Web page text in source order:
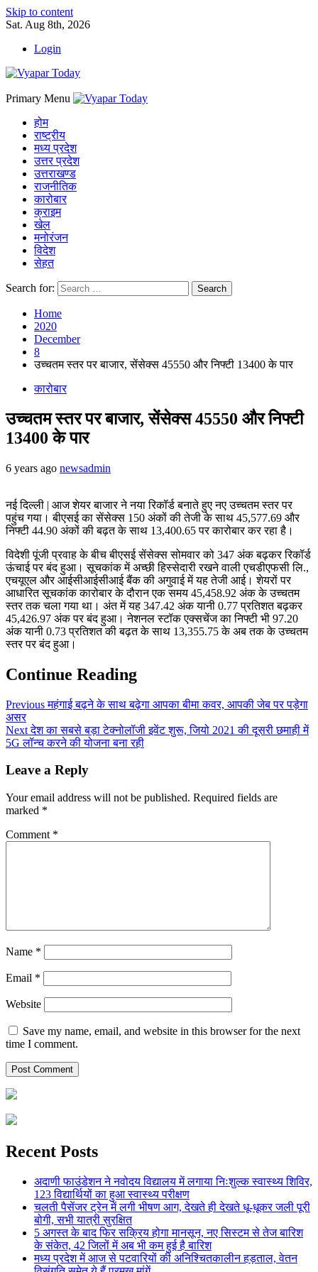
Skip to content
Sat. Aug 8th, 2026
Login
Primary Menu
होम
राष्ट्रीय
मध्य प्रदेश
उत्तर प्रदेश
उत्तराखण्ड
राजनीतिक
कारोबार
क्राइम
खेल
मनोरंजन
विदेश
सेहत
Search for:
Home
2020
December
8
उच्चतम स्तर पर बाजार, सेंसेक्स 45550 और निफ्टी 13400 के पार
कारोबार
उच्चतम स्तर पर बाजार, सेंसेक्स 45550 और निफ्टी
13400 के पार
6 years ago newsadmin
नई दिल्ली | आज शेयर बाजार ने नया रिकॉर्ड बनाते हुए नए उच्चतम स्तर पर
पहुंच गया। बीएसई का सेंसेक्स 150 अंकों की तेजी के साथ 45,577.69 और
निफ्टी 44.90 अंकों की बढ़त के साथ 13,400.65 पर कारोबार कर रहा है।
विदेशी पूंजी प्रवाह के बीच बीएसई सेंसेक्स सोमवार को 347 अंक बढ़कर रिकॉर्ड
ऊंचाई पर बंद हुआ। सूचकांक में अच्छी हिस्सेदारी रखने वाली एचडीएफसी लि.,
एचयूएल और आईसीआईसीआई बैंक की अगुवाई में यह तेजी आई। शेयरों पर
आधारित सूचकांक कारोबार के दौरान एक समय 45,458.92 अंक के उच्चतम
स्तर तक चला गया था। अंत में यह 347.42 अंक यानी 0.77 प्रतिशत बढ़कर
45,426.97 अंक पर बंद हुआ। नेशनल स्टॉक एक्सचेंज का निफ्टी भी 97.20
अंक यानी 0.73 प्रतिशत की बढ़त के साथ 13,355.75 के अब तक के उच्चतम
स्तर पर बंद हुआ।
Continue Reading
Previousमहंगाई बढ़ने के साथ बढ़ेगा आपका बीमा कवर, आपकी जेब पर पड़ेगा
असर
Nextदेश का सबसे बड़ा टेक्नोलॉजी इवेंट शुरू, जियो 2021 की दूसरी छमाही में
5G लॉन्च करने की योजना बना रही
Leave a Reply
Your email address will not be published. Required fields are
marked *
Comment *
Name *
Email *
Website
Save my name, email, and website in this browser for the next
time I comment.
Recent Posts
अदाणी फाउंडेशन ने नवोदय विद्यालय में लगाया निःशुल्क स्वास्थ्य शिविर,
123 विद्यार्थियों का हुआ स्वास्थ्य परीक्षण
चलती पैसेंजर ट्रेन में लगी भीषण आग, देखते ही देखते धू-धूकर जली पूरी
बोगी, सभी यात्री सुरक्षित
5 अगस्त के बाद फिर सक्रिय होगा मानसून, नए सिस्टम से तेज बारिश
के संकेत, 42 जिलों में अब भी कम हुई है बारिश
मध्य प्रदेश में आज से पटवारियों की अनिश्चितकालीन हड़ताल, वेतन